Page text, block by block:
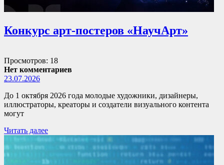
Конкурс арт-постеров «НаучАрт»
Просмотров: 18
Нет комментариев
23.07.2026
До 1 октября 2026 года молодые художники, дизайнеры,
иллюстраторы, креаторы и создатели визуального контента
могут
Читать далее